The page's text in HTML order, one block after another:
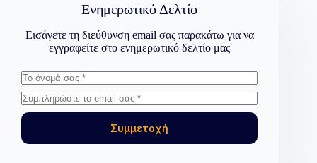
Ενημερωτικό Δελτίο
Εισάγετε τη διεύθυνση email σας παρακάτω για να
εγγραφείτε στο ενημερωτικό δελτίο μας
Συμμετοχή